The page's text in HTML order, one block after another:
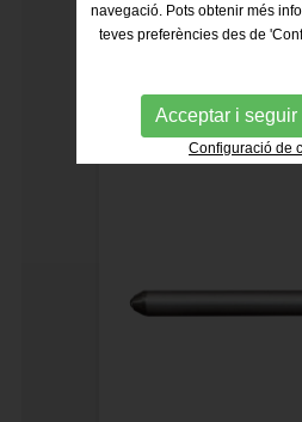
navegació. Pots obtenir més
teves preferències des de
Acceptar i seguir
Configuració de